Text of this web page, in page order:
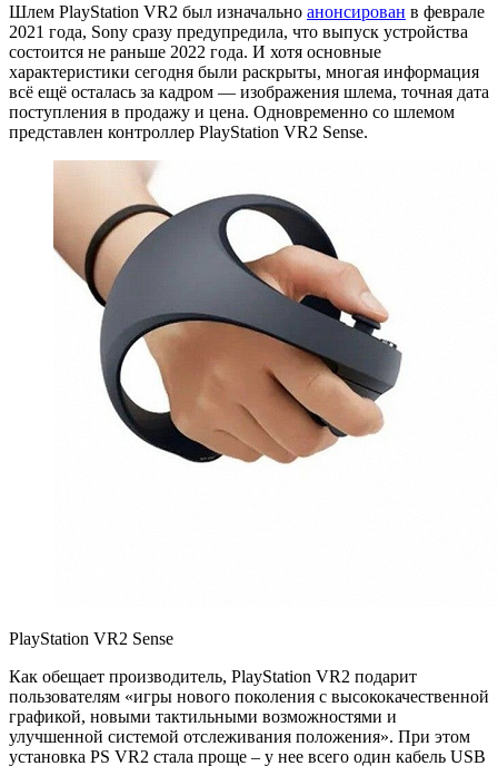
Шлем PlayStation VR2 был изначально анонсирован в феврале
2021 года, Sony сразу предупредила, что выпуск устройства
состоится не раньше 2022 года. И хотя основные
характеристики сегодня были раскрыты, многая информация
всё ещё осталась за кадром — изображения шлема, точная дата
поступления в продажу и цена. Одновременно со шлемом
представлен контроллер PlayStation VR2 Sense.
PlayStation VR2 Sense
Как обещает производитель, PlayStation VR2 подарит
пользователям «игры нового поколения с высококачественной
графикой, новыми тактильными возможностями и
улучшенной системой отслеживания положения». При этом
установка PS VR2 стала проще – у нее всего один кабель USB